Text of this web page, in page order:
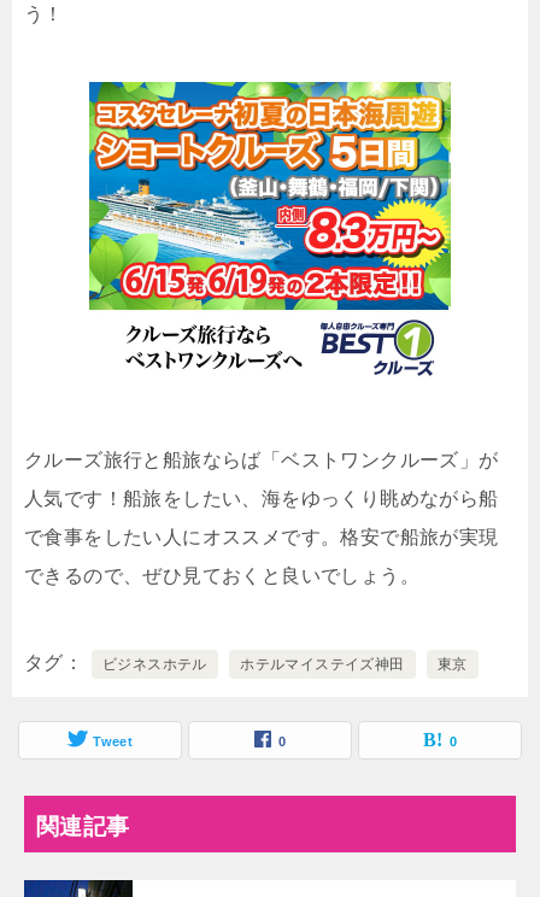
う！
クルーズ旅行と船旅ならば「ベストワンクルーズ」が
人気です！船旅をしたい、海をゆっくり眺めながら船
で食事をしたい人にオススメです。格安で船旅が実現
できるので、ぜひ見ておくと良いでしょう。
タグ ビジネスホテル ホテルマイステイズ神田 東京
Tweet 0 0
関連記事